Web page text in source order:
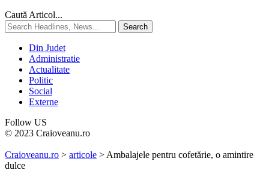
Caută Articol...
Din Judet
Administratie
Actualitate
Politic
Social
Externe
Follow US
© 2023 Craioveanu.ro
Craioveanu.ro > articole > Ambalajele pentru cofetărie, o amintire
dulce